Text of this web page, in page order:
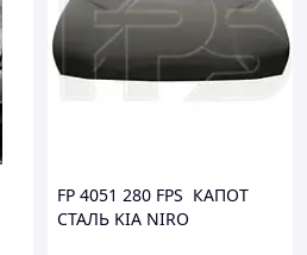
FP 4051 280 FPS КАПОТ
СТАЛЬ KIA NIRO